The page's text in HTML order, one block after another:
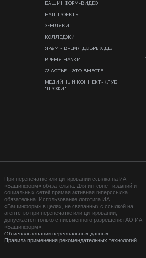
БАШИНФОРМ-ВИДЕО
НАЦПРОЕКТЫ
ЗЕМЛЯКИ
КОЛЛЕДЖИ
ЯРҘАМ - ВРЕМЯ ДОБРЫХ ДЕЛ
ВРЕМЯ НАУКИ
СЧАСТЬЕ - ЭТО ВМЕСТЕ
МЕДИЙНЫЙ КОННЕКТ-КЛУБ
"ПРОФИ"
При перепечатке или цитировании ссылка на ИА
«Башинформ» обязательна. Для интернет-изданий и
социальных сетей прямая активная гиперссылка
обязательна. Использование логотипа ИА
«Башинформ» в целях, не связанных с ссылкой на
агентство при перепечатке или цитировании,
допускается только с письменного разрешения АО ИА
«Башинформ».
Об использовании персональных данных
Правила применения рекомендательных технологий